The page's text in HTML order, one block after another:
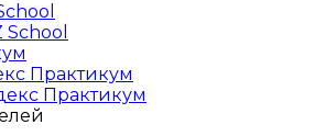
Практикум
Практикум